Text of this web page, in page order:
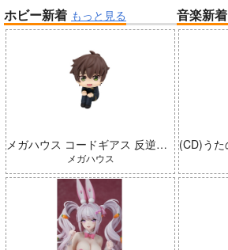
ホビー新着 もっと見る
メガハウス コードギアス 反逆のルルーシュ るかっぷ 枢木スザク 完成品
メガハウス
音楽新着